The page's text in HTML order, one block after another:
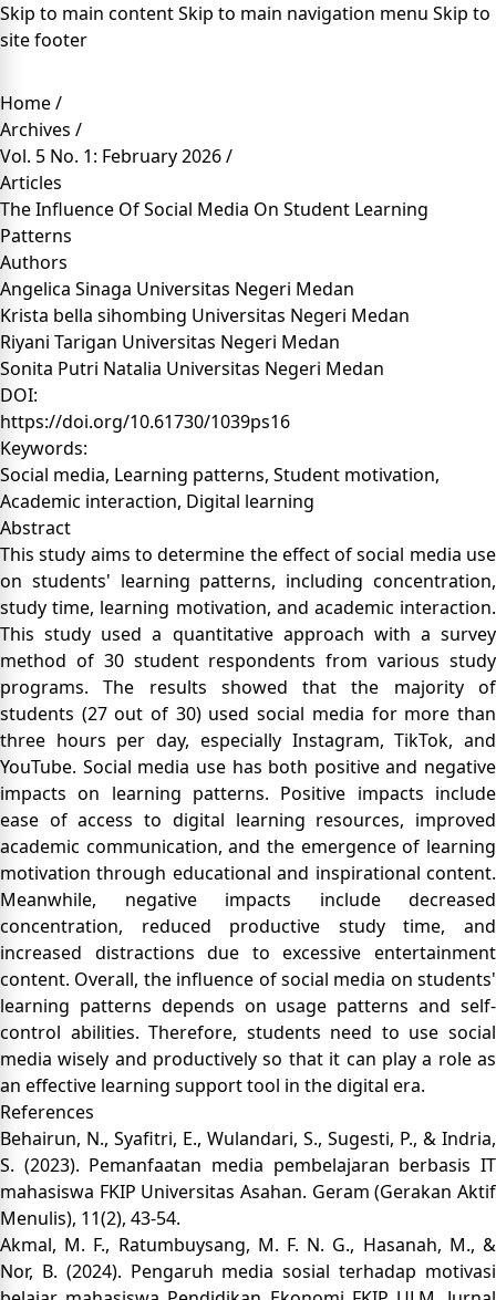
Skip to main contentSkip to main navigation menu Skip to
site footer
Home/
Archives /
Vol. 5 No. 1: February 2026/
Articles
The Influence Of Social Media On Student Learning
Patterns
Authors
Angelica Sinaga Universitas Negeri Medan
Krista bella sihombing Universitas Negeri Medan
Riyani Tarigan Universitas Negeri Medan
Sonita Putri Natalia Universitas Negeri Medan
DOI:
https://doi.org/10.61730/1039ps16
Keywords:
Social media, Learning patterns, Student motivation,
Academic interaction, Digital learning
Abstract
This study aims to determine the effect of social media use
on students' learning patterns, including concentration,
study time, learning motivation, and academic interaction.
This study used a quantitative approach with a survey
method of 30 student respondents from various study
programs. The results showed that the majority of
students (27 out of 30) used social media for more than
three hours per day, especially Instagram, TikTok, and
YouTube. Social media use has both positive and negative
impacts on learning patterns. Positive impacts include
ease of access to digital learning resources, improved
academic communication, and the emergence of learning
motivation through educational and inspirational content.
Meanwhile, negative impacts include decreased
concentration, reduced productive study time, and
increased distractions due to excessive entertainment
content. Overall, the influence of social media on students'
learning patterns depends on usage patterns and self-
control abilities. Therefore, students need to use social
media wisely and productively so that it can play a role as
an effective learning support tool in the digital era.
References
Behairun, N., Syafitri, E., Wulandari, S., Sugesti, P., & Indria,
S. (2023). Pemanfaatan media pembelajaran berbasis IT
mahasiswa FKIP Universitas Asahan. Geram (Gerakan Aktif
Menulis), 11(2), 43-54.
Akmal, M. F., Ratumbuysang, M. F. N. G., Hasanah, M., &
Nor, B. (2024). Pengaruh media sosial terhadap motivasi